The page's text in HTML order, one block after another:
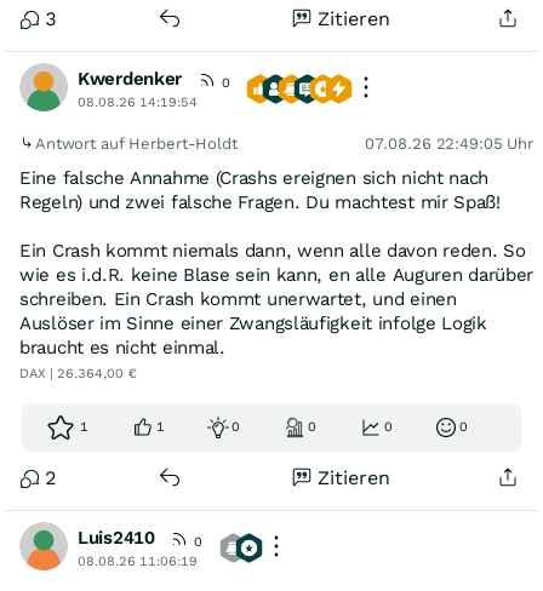
3 Zitieren
Kwerdenker
0
08.08.26 14:19:54
Antwort auf Herbert-Holdt 07.08.26 22:49:05 Uhr
Eine falsche Annahme (Crashs ereignen sich nicht nach
Regeln) und zwei falsche Fragen. Du machtest mir Spaß!
Ein Crash kommt niemals dann, wenn alle davon reden. So
wie es i.d.R. keine Blase sein kann, en alle Auguren darüber
schreiben. Ein Crash kommt unerwartet, und einen
Auslöser im Sinne einer Zwangsläufigkeit infolge Logik
braucht es nicht einmal.
DAX | 26.364,00 €
1 1 0 0 0 0
2 Zitieren
Luis2410
0
08.08.26 11:06:19